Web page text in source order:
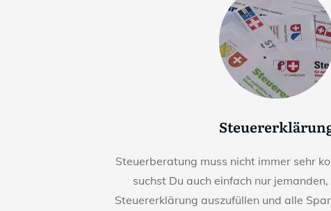
Steuerberatung muss nicht immer sehr
suchst Du auch einfach nur
Steuererklärung auszufüllen und alle